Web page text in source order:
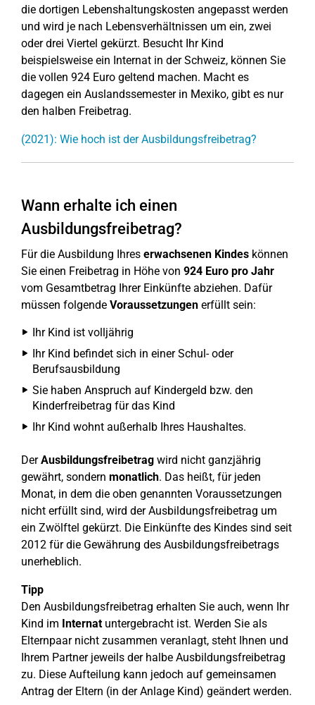
die dortigen Lebenshaltungskosten angepasst werden
und wird je nach Lebensverhältnissen um ein, zwei
oder drei Viertel gekürzt. Besucht Ihr Kind
beispielsweise ein Internat in der Schweiz, können Sie
die vollen 924 Euro geltend machen. Macht es
dagegen ein Auslandssemester in Mexiko, gibt es nur
den halben Freibetrag.
(2021): Wie hoch ist der Ausbildungsfreibetrag?
Wann erhalte ich einen
Ausbildungsfreibetrag?
Für die Ausbildung Ihres erwachsenen Kindes können
Sie einen Freibetrag in Höhe von 924 Euro pro Jahr
vom Gesamtbetrag Ihrer Einkünfte abziehen. Dafür
müssen folgende Voraussetzungen erfüllt sein:
Ihr Kind ist volljährig
Ihr Kind befindet sich in einer Schul- oder
Berufsausbildung
Sie haben Anspruch auf Kindergeld bzw. den
Kinderfreibetrag für das Kind
Ihr Kind wohnt außerhalb Ihres Haushaltes.
DerAusbildungsfreibetrag wird nicht ganzjährig
gewährt, sondern monatlich. Das heißt, für jeden
Monat, in dem die oben genannten Voraussetzungen
nicht erfüllt sind, wird der Ausbildungsfreibetrag um
ein Zwölftel gekürzt. Die Einkünfte des Kindes sind seit
2012 für die Gewährung des Ausbildungsfreibetrags
unerheblich.
Tipp
Den Ausbildungsfreibetrag erhalten Sie auch, wenn Ihr
Kind im Internatuntergebracht ist. Werden Sie als
Elternpaar nicht zusammen veranlagt, steht Ihnen und
Ihrem Partner jeweils der halbe Ausbildungsfreibetrag
zu. Diese Aufteilung kann jedoch auf gemeinsamen
Antrag der Eltern (in der Anlage Kind) geändert werden.